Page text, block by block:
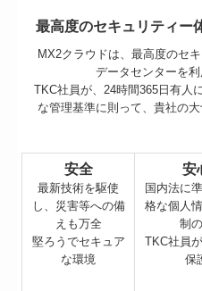
最高度のセキュリティー
MX2クラウドは、最高度のセ
データセンターを利
TKC社員が、24時間365日有人
な管理基準に則って、貴社の
安全
最新技術を駆使
し、災害等への備
えも万全
堅ろうでセキュア
な環境
安
国内法に
格な個人
制
TKC社員
保